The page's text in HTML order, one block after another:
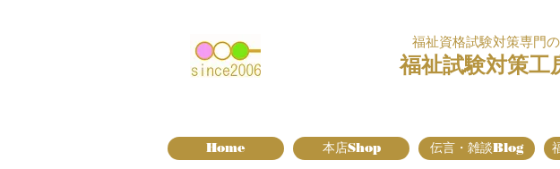
福祉資格試験対策専門の
福祉試験対策工
Home 本店Shop 伝言・雑談Blog